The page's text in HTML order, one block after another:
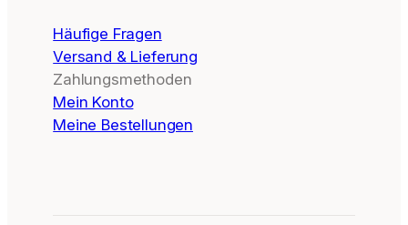
Häufige Fragen
Versand & Lieferung
Zahlungsmethoden
Mein Konto
Meine Bestellungen